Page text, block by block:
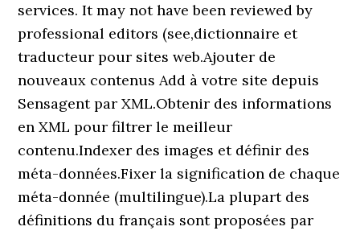
services. It may not have been reviewed by
professional editors (see,dictionnaire et
traducteur pour sites web.Ajouter de
nouveaux contenus Add à votre site depuis
Sensagent par XML.Obtenir des informations
en XML pour filtrer le meilleur
contenu.Indexer des images et définir des
méta-données.Fixer la signification de chaque
méta-donnée (multilingue).La plupart des
définitions du français sont proposées par